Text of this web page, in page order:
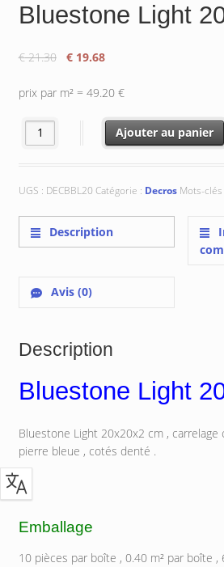
Bluestone Light
€21.30
Le
initial
€ 19.68Le
actuel
€ 19.68.
prix par m² = 49.20 €
quantité de Bluestone Light 20x20x2 cm
Ajouter au panier
UGS : DECBBL20 Catégorie : Decros Mots-clés
Description
Avis (0)
Description
Bluestone Light
Bluestone Light 20x20x2 cm , carrelage
pierre bleue , cotés denté .
Emballage
10 pièces par boîte , 0.40 m² par boîte